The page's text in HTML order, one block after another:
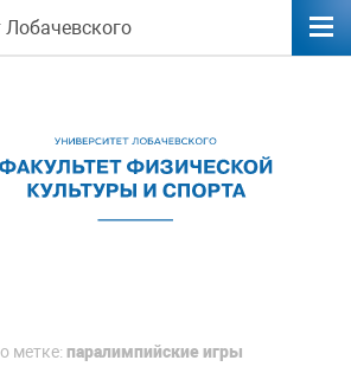
Лобачевского
метке: паралимпийские игры